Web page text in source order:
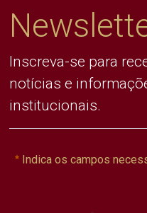
Inscreva-se para
notícias e
institucionais.
Indica os campos